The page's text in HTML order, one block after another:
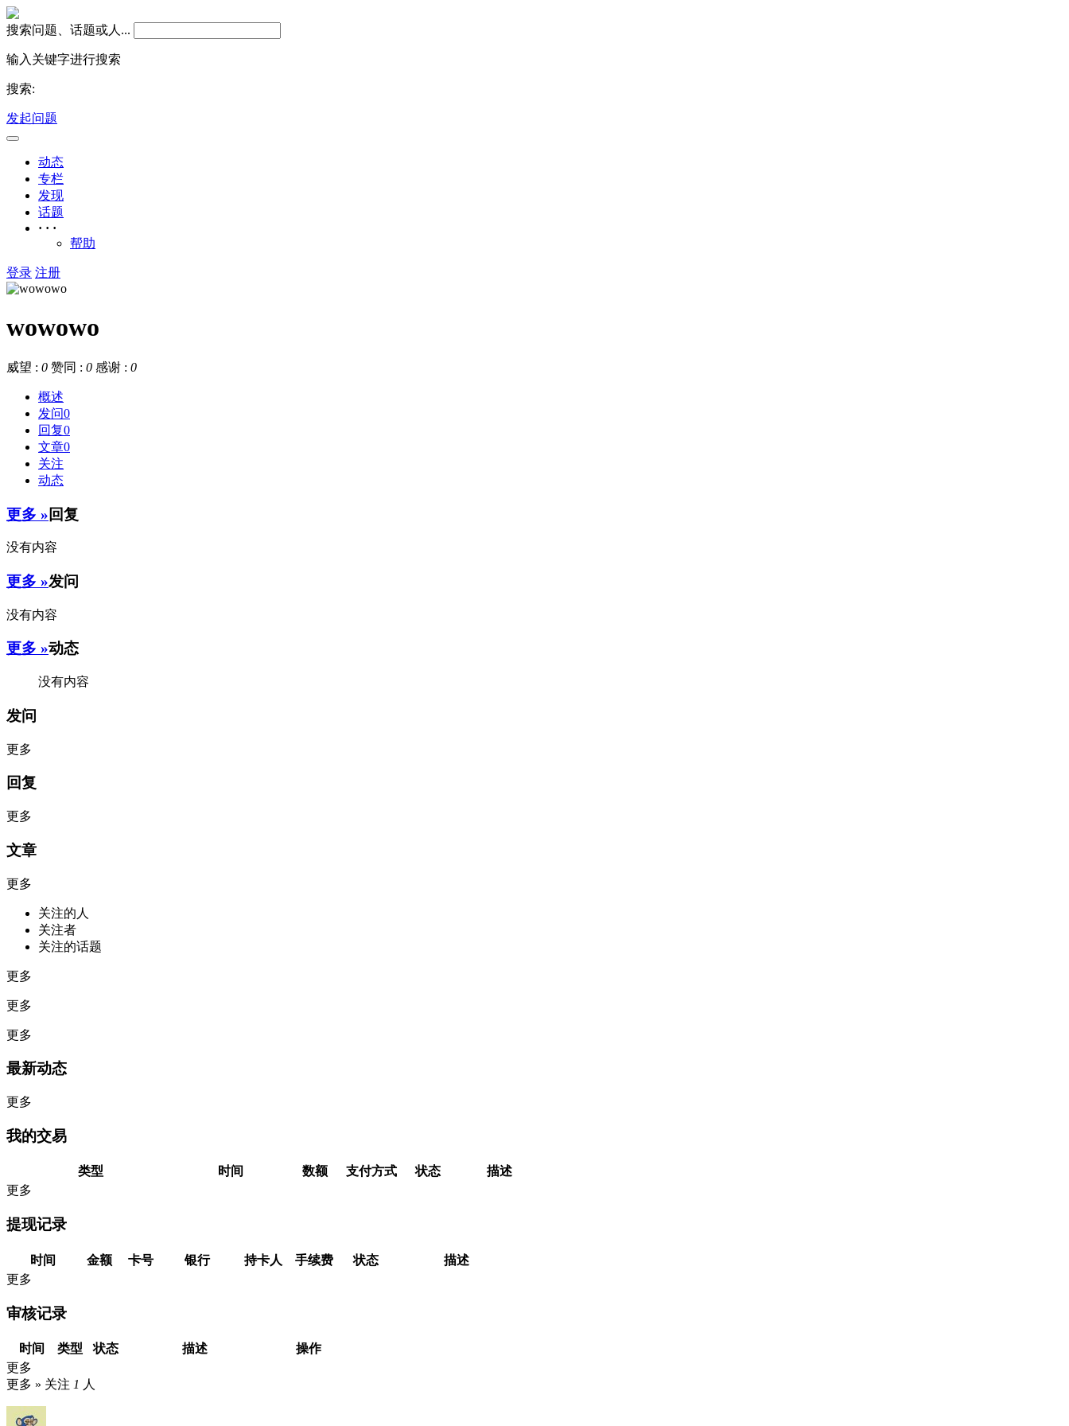
搜索问题、话题或人...
输入关键字进行搜索
搜索:
发起问题
动态
专栏
发现
话题
· · ·
帮助
登录 注册
wowowo
威望 : 0 赞同 : 0 感谢 : 0
概述
发问0
回复0
文章0
关注
动态
更多 »回复
没有内容
更多 »发问
没有内容
更多 »动态
没有内容
发问
更多
回复
更多
文章
更多
关注的人
关注者
关注的话题
更多
更多
更多
最新动态
更多
我的交易
类型 时间 数额 支付方式 状态
描述
更多
提现记录
时间 金额 卡号 银行 持卡人 手续费 状态
描述
更多
审核记录
时间 类型 状态 描述
操作
更多
更多 » 关注 1 人